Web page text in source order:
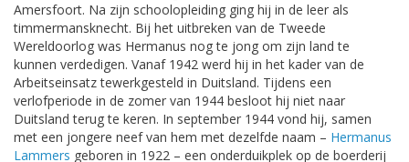
Amersfoort. Na zijn schoolopleiding ging hij in de leer als
timmermansknecht. Bij het uitbreken van de Tweede
Wereldoorlog was Hermanus nog te jong om zijn land te
kunnen verdedigen. Vanaf 1942 werd hij in het kader van de
Arbeitseinsatz tewerkgesteld in Duitsland. Tijdens een
verlofperiode in de zomer van 1944 besloot hij niet naar
Duitsland terug te keren. In september 1944 vond hij, samen
met een jongere neef van hem met dezelfde naam – Hermanus
Lammers geboren in 1922 – een onderduikplek op de boerderij